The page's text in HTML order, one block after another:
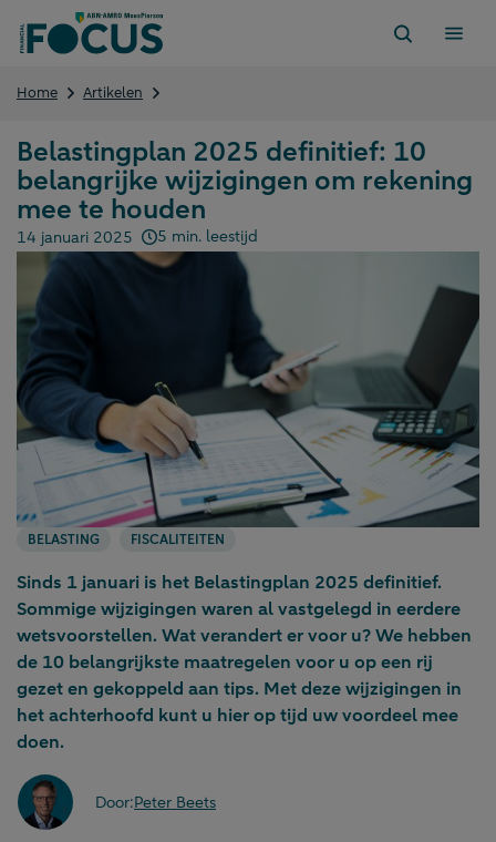
naar
Home Artikelen
10
belangrijke
wijzigingen
om
rekening
mee
Belastingplan 2025 definitief: 10
belangrijke wijzigingen om rekening
mee te houden
Gepubliceerd op:
14 januari 2025 5 min. leestijd
BELASTING FISCALITEITEN
Sinds 1 januari is het Belastingplan 2025 definitief.
Sommige wijzigingen waren al vastgelegd in eerdere
wetsvoorstellen. Wat verandert er voor u? We hebben
de 10 belangrijkste maatregelen voor u op een rij
gezet en gekoppeld aan tips. Met deze wijzigingen in
het achterhoofd kunt u hier op tijd uw voordeel mee
doen.
Door:Peter Beets